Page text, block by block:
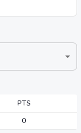
PTS
0